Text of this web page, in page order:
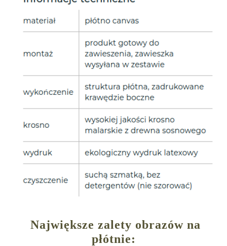
Największe zalety obrazów na
płótnie: